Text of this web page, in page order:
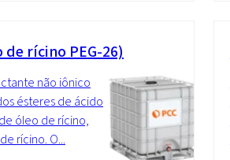
de rícino PEG-26)
não iônico
ésteres de ácido
óleo de rícino,
rícino. O...